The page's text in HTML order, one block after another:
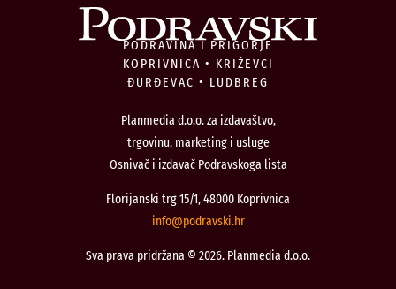
PODRAVINA I PRIGORJE
KOPRIVNICA • KRIŽEVCI
ĐURĐEVAC • LUDBREG
Planmedia d.o.o. za izdavaštvo,
trgovinu, marketing i usluge
Osnivač i izdavač Podravskoga lista
Florijanski trg 15/1, 48000 Koprivnica
rh.iksvardop
@ofni
Sva prava pridržana © 2026. Planmedia d.o.o.